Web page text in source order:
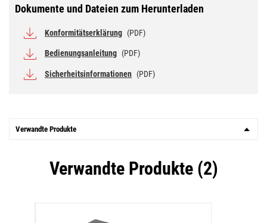
Dokumente und Dateien zum Herunterladen
Konformitätserklärung (PDF)
Bedienungsanleitung (PDF)
Sicherheitsinformationen (PDF)
Verwandte Produkte
Verwandte Produkte (2)